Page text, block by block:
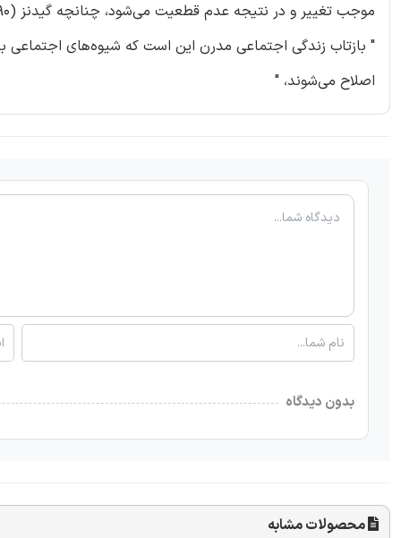
موجب تغییر و در نتیجه عدم قطعیت می‌شود، چنانچه گیدنز (1990) می‌گوید :
" بازتاب زندگی اجتماعی مدرن این است که شیوه‌های اجتماعی
اصلاح می‌شوند، "
بدون دیدگاه
محصولات مشابه